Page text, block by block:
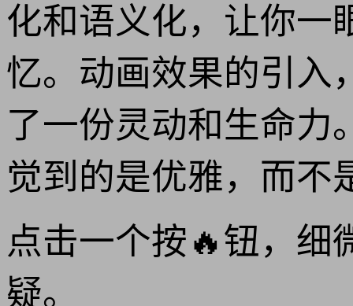
化和语义化，让你一
忆。动画效果的引入
了一份灵动和生命力
觉到的是优雅，而不
点击一个按🔥钮，细
疑。